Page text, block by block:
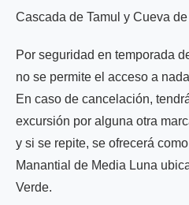
Cascada de Tamul y Cueva
Por seguridad en temporada
no se permite el acceso a
En caso de cancelación,
excursión por alguna otra
y si se repite, se ofrecerá
Manantial de Media Luna
Verde.